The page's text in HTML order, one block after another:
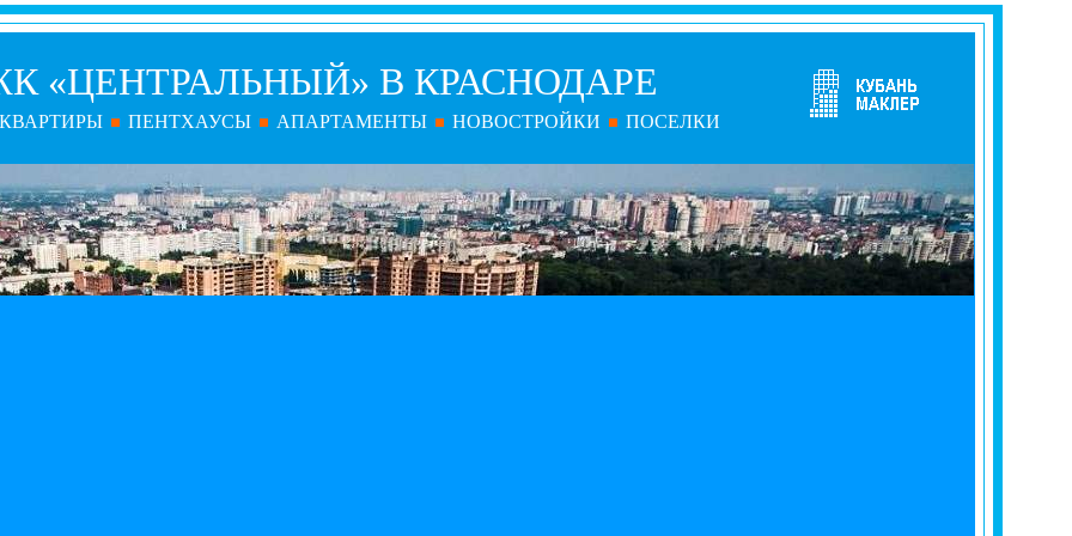
«ЦЕНТРАЛЬНЫЙ» В КРАСНОДАРЕ
КВАРТИРЫ ПЕНТХАУСЫ АПАРТАМЕНТЫ НОВОСТРОЙКИ ПОСЕЛКИ